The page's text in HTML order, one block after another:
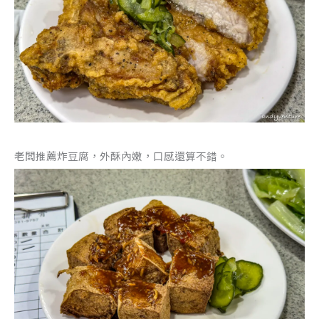
老闆推薦炸豆腐，外酥內嫩，口感還算不錯。